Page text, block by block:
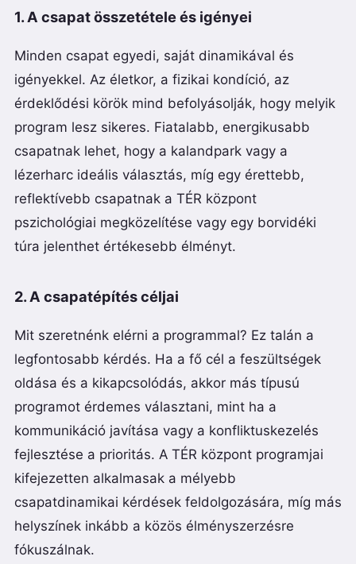
1. A csapat összetétele és igényei
Minden csapat egyedi, saját dinamikával és
igényekkel. Az életkor, a fizikai kondíció, az
érdeklődési körök mind befolyásolják, hogy melyik
program lesz sikeres. Fiatalabb, energikusabb
csapatnak lehet, hogy a kalandpark vagy a
lézerharc ideális választás, míg egy érettebb,
reflektívebb csapatnak a TÉR központ
pszichológiai megközelítése vagy egy borvidéki
túra jelenthet értékesebb élményt.
2. A csapatépítés céljai
Mit szeretnénk elérni a programmal? Ez talán a
legfontosabb kérdés. Ha a fő cél a feszültségek
oldása és a kikapcsolódás, akkor más típusú
programot érdemes választani, mint ha a
kommunikáció javítása vagy a konfliktuskezelés
fejlesztése a prioritás. A TÉR központ programjai
kifejezetten alkalmasak a mélyebb
csapatdinamikai kérdések feldolgozására, míg más
helyszínek inkább a közös élményszerzésre
fókuszálnak.